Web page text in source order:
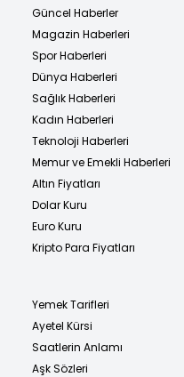
Güncel Haberler
Magazin Haberleri
Spor Haberleri
Dünya Haberleri
Sağlık Haberleri
Kadın Haberleri
Teknoloji Haberleri
Memur ve Emekli Haberleri
Altın Fiyatları
Dolar Kuru
Euro Kuru
Kripto Para Fiyatları
Yemek Tarifleri
Ayetel Kürsi
Saatlerin Anlamı
Aşk Sözleri